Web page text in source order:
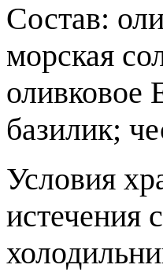
Состав:
морская
оливковое
базилик;
Условия
истечения